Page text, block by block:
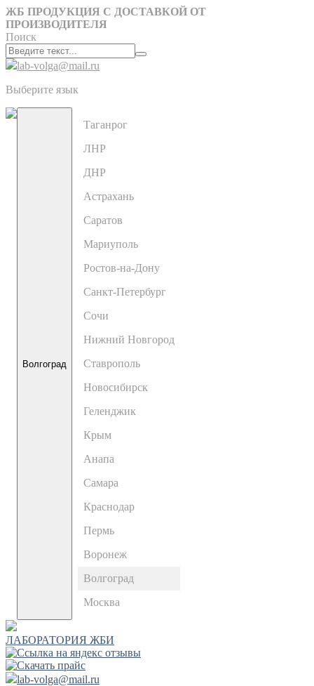
ЖБ ПРОДУКЦИЯ С ДОСТАВКОЙ ОТ
ПРОИЗВОДИТЕЛЯ
Поиск
lab-volga@mail.ru
Выберите язык
Волгоград
Таганрог
ЛНР
ДНР
Астрахань
Саратов
Мариуполь
Ростов-на-Дону
Санкт-Петербург
Сочи
Нижний Новгород
Ставрополь
Новосибирск
Геленджик
Крым
Анапа
Самара
Краснодар
Пермь
Воронеж
Волгоград
Москва
ЛАБОРАТОРИЯ ЖБИ
lab-volga@mail.ru